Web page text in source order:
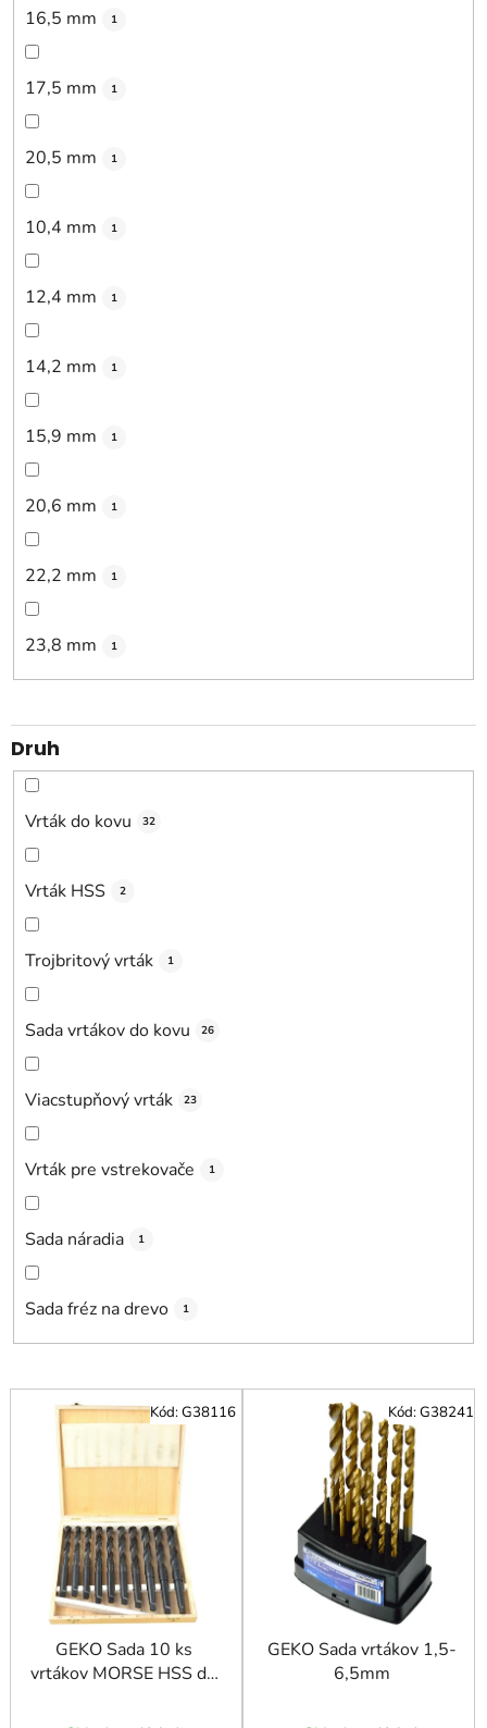
16,5 mm 1
17,5 mm 1
20,5 mm 1
10,4 mm 1
12,4 mm 1
14,2 mm 1
15,9 mm 1
20,6 mm 1
22,2 mm 1
23,8 mm 1
Druh
Vrták do kovu 32
Vrták HSS 2
Trojbritový vrták 1
Sada vrtákov do kovu 26
Viacstupňový vrták 23
Vrták pre vstrekovače 1
Sada náradia 1
Sada fréz na drevo 1
V
GEKO Sada 10 ks
vrtákov MORSE HSS do
Kód:G38116
GEKO Sada vrtákov 1,5-
6,5mm
Kód:G38241